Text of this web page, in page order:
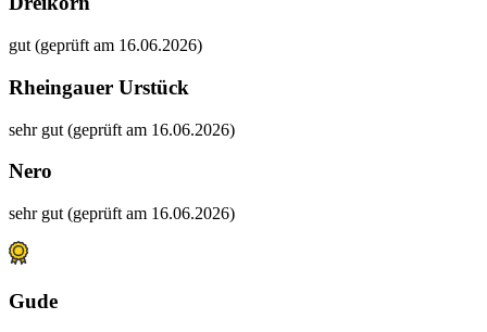
gut (geprüft am 16.06.2026)
Rheingauer Urstück
sehr gut (geprüft am 16.06.2026)
Nero
sehr gut (geprüft am 16.06.2026)
Gude